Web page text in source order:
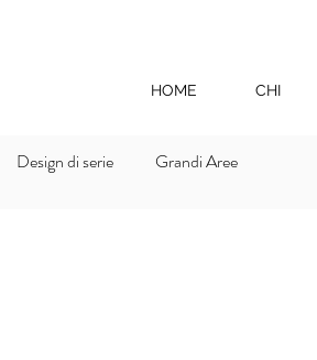
HOME CHI
Design di serie Grandi Aree